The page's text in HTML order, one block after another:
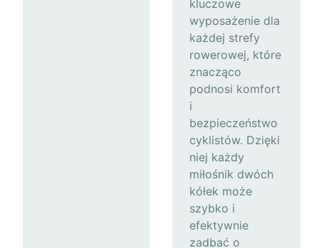
kluczowe
wyposażenie dla
każdej strefy
rowerowej, które
znacząco
podnosi komfort
i
bezpieczeństwo
cyklistów. Dzięki
niej każdy
miłośnik dwóch
kółek może
szybko i
efektywnie
zadbać o